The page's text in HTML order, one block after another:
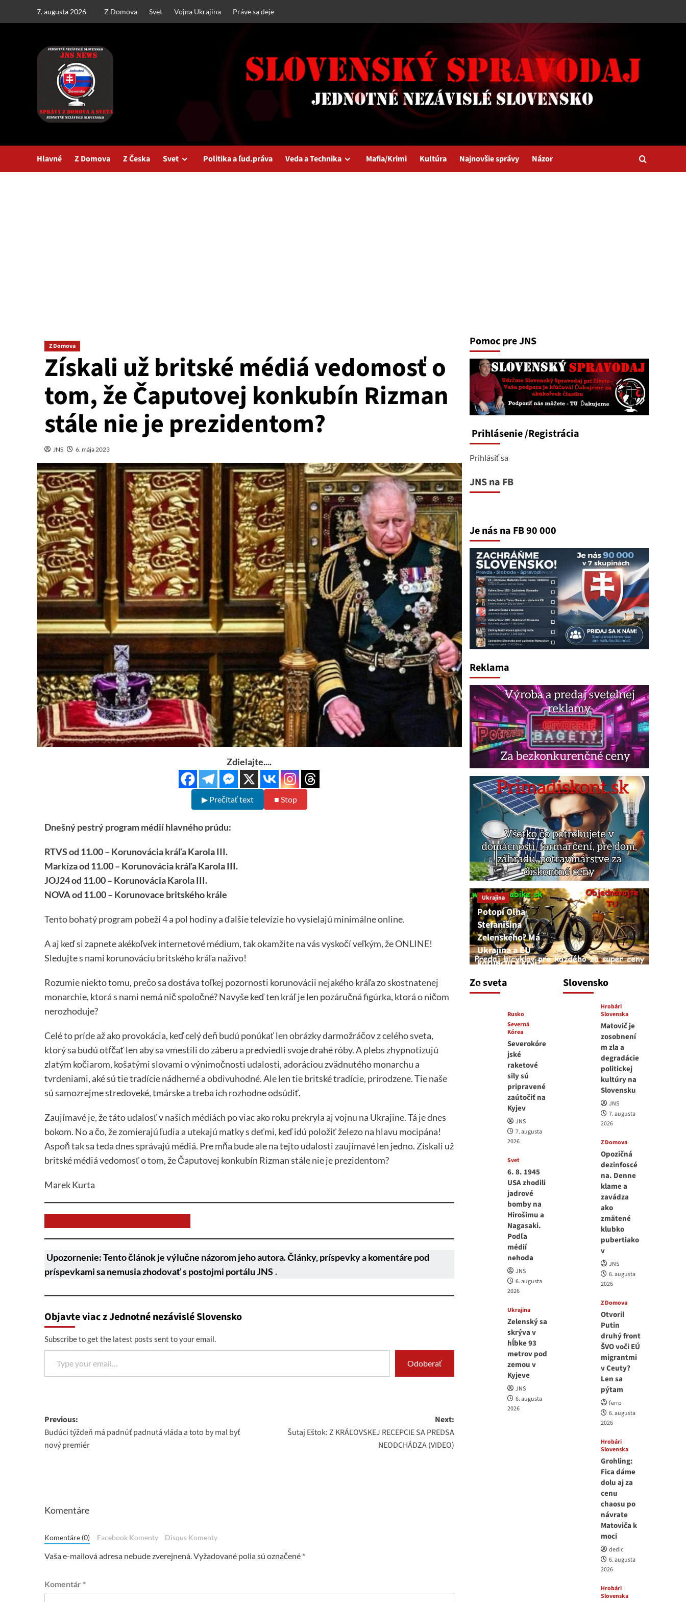
7. augusta 2026 Z Domova Svet Vojna Ukrajina Práve sa deje
Hlavné Z Domova Z Česka Svet Politika a ľud.práva Veda a Technika Mafia/Krimi Kultúra Najnovšie správy Názor
Z Domova
Získali už britské médiá vedomosť o
tom, že Čaputovej konkubín Rizman
stále nie je prezidentom?
JNS 6. mája 2023
Zdielajte....
▶ Prečítať text ■ Stop
Dnešný pestrý program médií hlavného prúdu:
RTVS od 11.00 – Korunovácia kráľa Karola III.
Markíza od 11.00 – Korunovácia kráľa Karola III.
JOJ24 od 11.00 – Korunovácia Karola III.
NOVA od 11.00 – Korunovace britského krále
Tento bohatý program pobeží 4 a pol hodiny a ďalšie televízie ho vysielajú minimálne online.
A aj keď si zapnete akékoľvek internetové médium, tak okamžite na vás vyskočí veľkým, že ONLINE!
Sledujte s nami korunováciu britského kráľa naživo!
Rozumie niekto tomu, prečo sa dostáva toľkej pozornosti korunovácii nejakého kráľa zo skostnatenej
monarchie, ktorá s nami nemá nič spoločné? Navyše keď ten kráľ je len pozáručná figúrka, ktorá o ničom
nerozhoduje?
Celé to príde až ako provokácia, keď celý deň budú ponúkať len obrázky darmožráčov z celého sveta,
ktorý sa budú otŕčať len aby sa vmestili do záberu a predviedli svoje drahé róby. A plebs zhypnotizujú
zlatým kočiarom, košatými slovami o výnimočnosti udalosti, adoráciou zvädnutého monarchu a
tvrdeniami, aké sú tie tradície nádherné a obdivuhodné. Ale len tie britské tradície, prirodzene. Tie naše
sú samozrejme stredoveké, tmárske a treba ich rozhodne odsúdiť.
Zaujímavé je, že táto udalosť v našich médiách po viac ako roku prekryla aj vojnu na Ukrajine. Tá je dnes
bokom. No a čo, že zomierajú ľudia a utekajú matky s deťmi, keď idú položiť železo na hlavu mocipána!
Aspoň tak sa teda dnes správajú médiá. Pre mňa bude ale na tejto udalosti zaujímavé len jedno. Získali už
britské médiá vedomosť o tom, že Čaputovej konkubín Rizman stále nie je prezidentom?
Marek Kurta
Upozornenie: Tento článok je výlučne názorom jeho autora. Články, príspevky a komentáre pod
príspevkami sa nemusia zhodovať s postojmi portálu JNS .
Objavte viac z Jednotné nezávislé Slovensko
Subscribe to get the latest posts sent to your email.
Type your email…
Odoberať
Post
navigation
Previous:
Budúci týždeň má padnúť padnutá vláda a toto by mal byť
nový premiér
Next:
Šutaj Eštok: Z KRÁĽOVSKEJ RECEPCIE SA PREDSA
NEODCHÁDZA (VIDEO)
Komentáre
Komentáre (0) Facebook Komenty Disqus Komenty
Vaša e-mailová adresa nebude zverejnená. Vyžadované polia sú označené *
Komentár *
Pomoc pre JNS
Prihlásenie/Registrácia
Prihlásiť sa
JNS na FB
Je nás na FB 90 000
Reklama
Zo sveta
Ukrajina
Potopí Oľha
Stefanišina
Zelenského? Má
Ukrajina a EU
korupciu v krvi?
7. augusta 2026
Rusko
Severná
Kórea
Severokóre
jské
raketové
sily sú
pripravené
zaútočiť na
Kyjev
JNS
7. augusta
2026
Svet
6. 8. 1945
USA zhodili
jadrové
bomby na
Hirošimu a
Nagasaki.
Podľa
médií
nehoda
JNS
6. augusta
2026
Ukrajina
Zelenský sa
skrýva v
hĺbke 93
metrov pod
zemou v
Kyjeve
JNS
6. augusta
2026
Slovensko
Hrobári
Slovenska
Matovič je
zosobnení
m zla a
degradácie
politickej
kultúry na
Slovensku
JNS
7. augusta
2026
Z Domova
Opozičná
dezinfoscé
na. Denne
klame a
zavádza
ako
zmätené
klubko
pubertiako
v
JNS
6. augusta
2026
Z Domova
Otvoril
Putin
druhý front
ŠVO voči EÚ
migrantmi
v Ceuty?
Len sa
pýtam
ferro
6. augusta
2026
Hrobári
Slovenska
Grohling:
Fica dáme
dolu aj za
cenu
chaosu po
návrate
Matoviča k
moci
dedic
6. augusta
2026
Hrobári
Slovenska